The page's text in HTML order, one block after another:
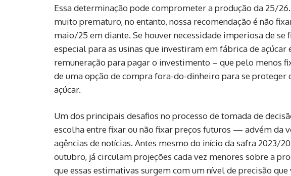
Essa determinação pode comprometer a produção da 25/
muito prematuro, no entanto, nossa recomendação é não
maio/25 em diante. Se houver necessidade imperiosa de se
especial para as usinas que investiram em fábrica de
remuneração para pagar o investimento – que pelo menos
de uma opção de compra fora-do-dinheiro para se proteger
açúcar.
Um dos principais desafios no processo de tomada de
escolha entre fixar ou não fixar preços futuros — advém da
agências de notícias. Antes mesmo do início da safra 2023/
outubro, já circulam projeções cada vez menores sobre a
que essas estimativas surgem com um nível de precisão